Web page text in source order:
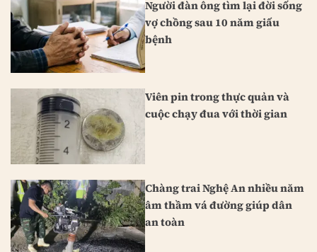
Người đàn ông tìm lại đời sống
vợ chồng sau 10 năm giấu
bệnh
Viên pin trong thực quản và
cuộc chạy đua với thời gian
Chàng trai Nghệ An nhiều năm
âm thầm vá đường giúp dân
an toàn